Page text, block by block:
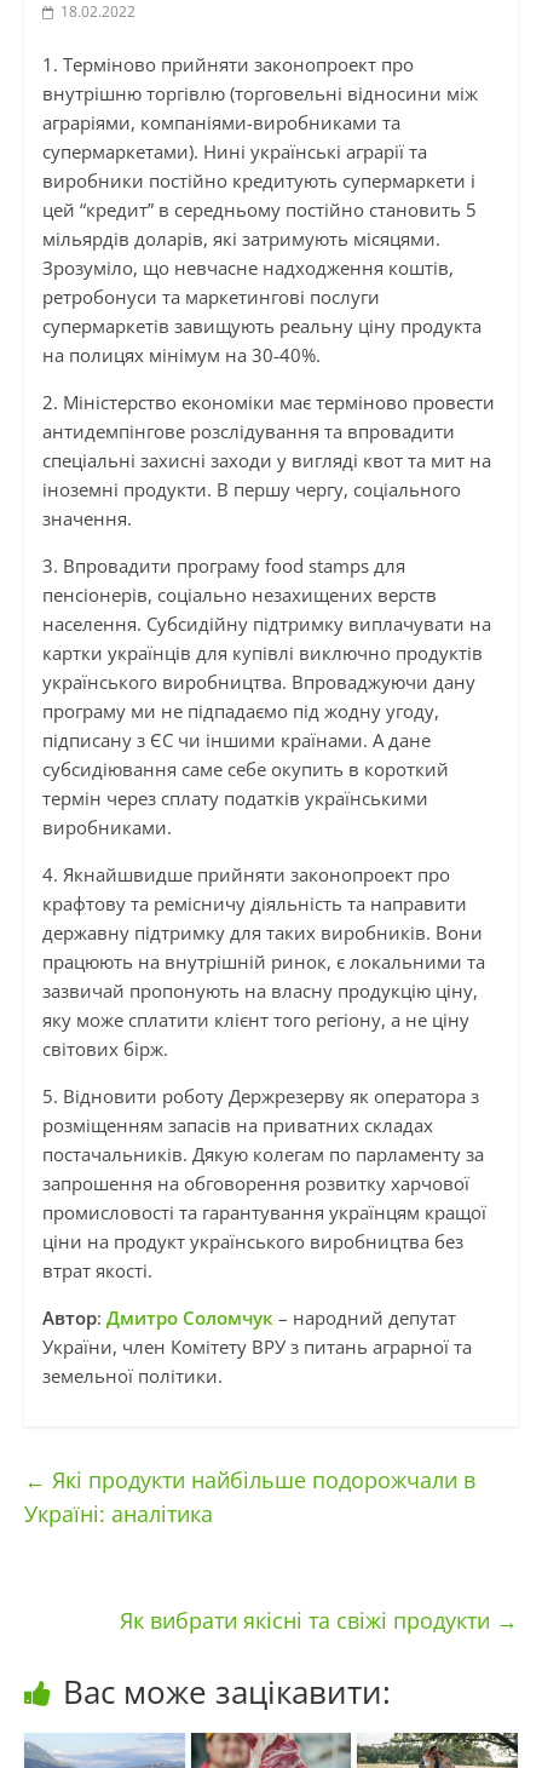
18.02.2022
1. Терміново прийняти законопроект про
внутрішню торгівлю (торговельні відносини між
аграріями, компаніями-виробниками та
супермаркетами). Нині українські аграрії та
виробники постійно кредитують супермаркети і
цей “кредит” в середньому постійно становить 5
мільярдів доларів, які затримують місяцями.
Зрозуміло, що невчасне надходження коштів,
ретробонуси та маркетингові послуги
супермаркетів завищують реальну ціну продукта
на полицях мінімум на 30-40%.
2. Міністерство економіки має терміново провести
антидемпінгове розслідування та впровадити
спеціальні захисні заходи у вигляді квот та мит на
іноземні продукти. В першу чергу, соціального
значення.
3. Впровадити програму food stamps для
пенсіонерів, соціально незахищених верств
населення. Субсидійну підтримку виплачувати на
картки українців для купівлі виключно продуктів
українського виробництва. Впроваджуючи дану
програму ми не підпадаємо під жодну угоду,
підписану з ЄС чи іншими країнами. А дане
субсидіювання саме себе окупить в короткий
термін через сплату податків українськими
виробниками.
4. Якнайшвидше прийняти законопроект про
крафтову та ремісничу діяльність та направити
державну підтримку для таких виробників. Вони
працюють на внутрішній ринок, є локальними та
зазвичай пропонують на власну продукцію ціну,
яку може сплатити клієнт того регіону, а не ціну
світових бірж.
5. Відновити роботу Держрезерву як оператора з
розміщенням запасів на приватних складах
постачальників. Дякую колегам по парламенту за
запрошення на обговорення розвитку харчової
промисловості та гарантування українцям кращої
ціни на продукт українського виробництва без
втрат якості.
Автор: Дмитро Соломчук– народний депутат
України, член Комітету ВРУ з питань аграрної та
земельної політики.
← Які продукти найбільше подорожчали в
Україні: аналітика
Як вибрати якісні та свіжі продукти →
Вас може зацікавити: